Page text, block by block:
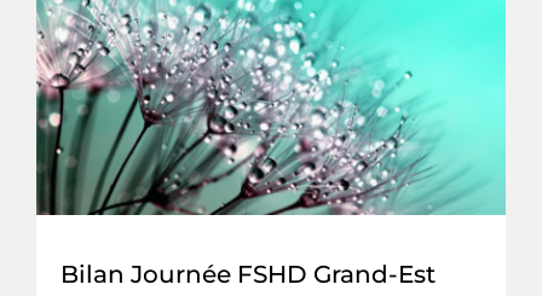
Bilan Journée FSHD Grand-Est